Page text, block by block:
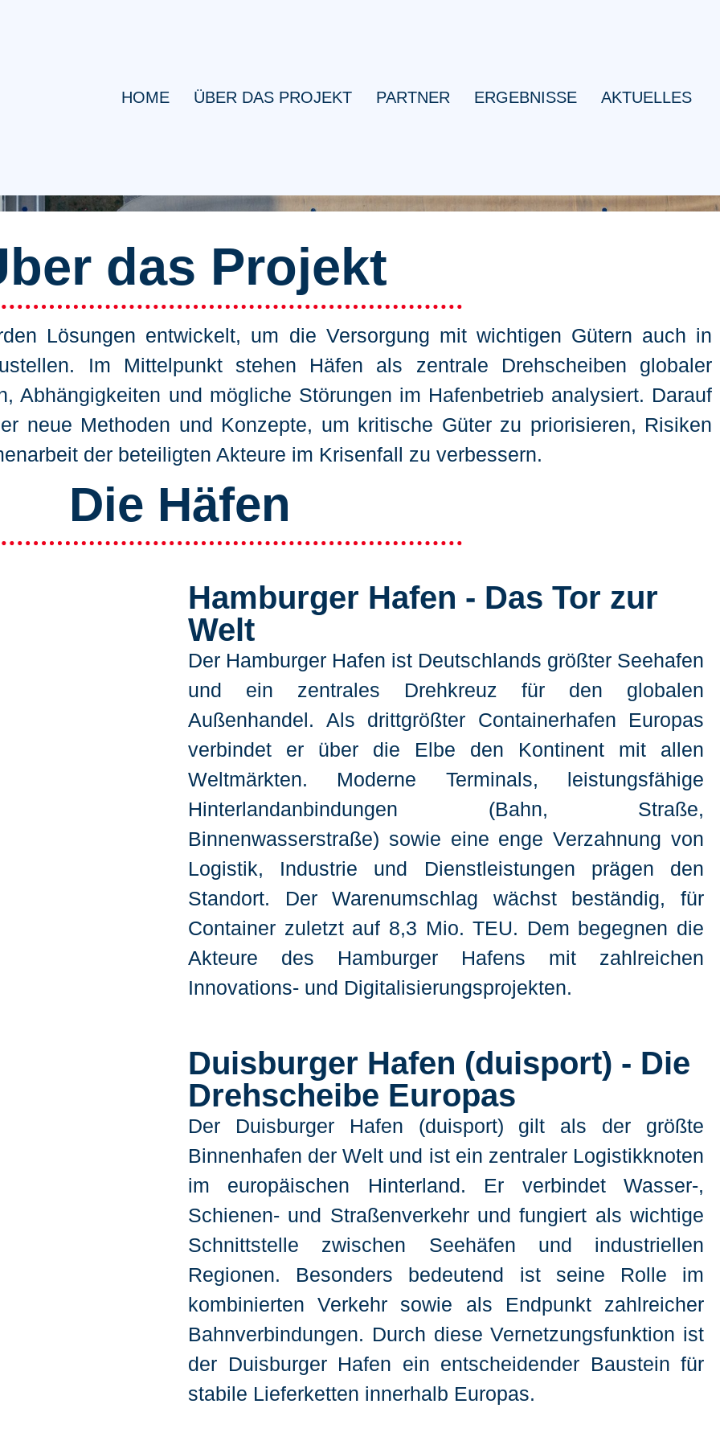
HOME ÜBER DAS PROJEKT PARTNER ERGEBNISSE AKTUELLES
das Projekt
Lösungen entwickelt, um die Versorgung mit wichtigen Gütern auch in
Im Mittelpunkt stehen Häfen als zentrale Drehscheiben globaler
Abhängigkeiten und mögliche Störungen im Hafenbetrieb analysiert. Darauf
neue Methoden und Konzepte, um kritische Güter zu priorisieren, Risiken
der beteiligten Akteure im Krisenfall zu verbessern.
Die Häfen
Hamburger Hafen - Das Tor zur
Welt
Der Hamburger Hafen ist Deutschlands größter Seehafen
und ein zentrales Drehkreuz für den globalen
Außenhandel. Als drittgrößter Containerhafen Europas
verbindet er über die Elbe den Kontinent mit allen
Weltmärkten. Moderne Terminals, leistungsfähige
Hinterlandanbindungen (Bahn, Straße,
Binnenwasserstraße) sowie eine enge Verzahnung von
Logistik, Industrie und Dienstleistungen prägen den
Standort. Der Warenumschlag wächst beständig, für
Container zuletzt auf 8,3 Mio. TEU. Dem begegnen die
Akteure des Hamburger Hafens mit zahlreichen
Innovations- und Digitalisierungsprojekten.
Duisburger Hafen (duisport) - Die
Drehscheibe Europas
Der Duisburger Hafen (duisport) gilt als der größte
Binnenhafen der Welt und ist ein zentraler Logistikknoten
im europäischen Hinterland. Er verbindet Wasser-,
Schienen- und Straßenverkehr und fungiert als wichtige
Schnittstelle zwischen Seehäfen und industriellen
Regionen. Besonders bedeutend ist seine Rolle im
kombinierten Verkehr sowie als Endpunkt zahlreicher
Bahnverbindungen. Durch diese Vernetzungsfunktion ist
der Duisburger Hafen ein entscheidender Baustein für
stabile Lieferketten innerhalb Europas.